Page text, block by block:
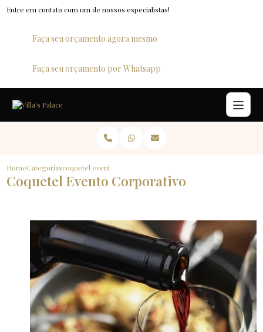
Entre em contato com um de nossos especialistas!
Faça seu orçamento agora mesmo
Faça seu orçamento por Whatsapp
HomeCategoriascoquetel evento corporativo
Coquetel Evento Corporativo